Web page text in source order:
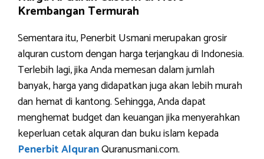
Krembangan Termurah
Sementara itu, Penerbit Usmani merupakan grosir
alquran custom dengan harga terjangkau di Indonesia.
Terlebih lagi, jika Anda memesan dalam jumlah
banyak, harga yang didapatkan juga akan lebih murah
dan hemat di kantong. Sehingga, Anda dapat
menghemat budget dan keuangan jika menyerahkan
keperluan cetak alquran dan buku islam kepada
Penerbit AlquranQuranusmani.com.